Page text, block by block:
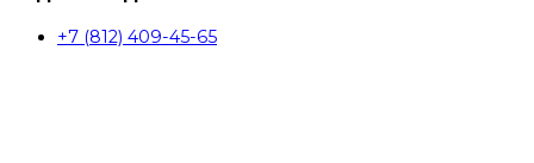
+7 (812) 409-45-65